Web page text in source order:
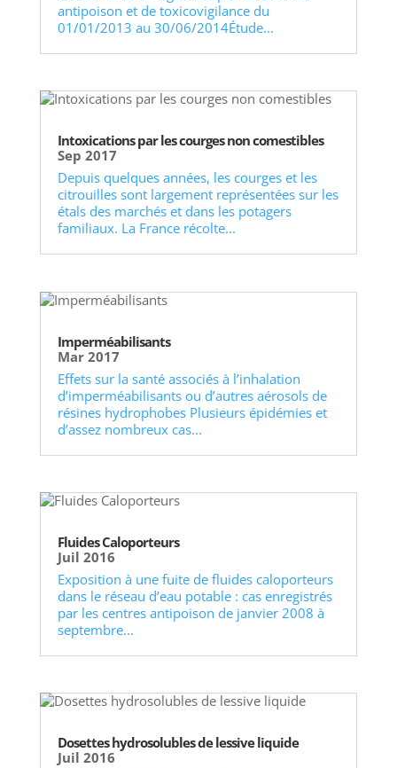
antipoison et de toxicovigilance du
01/01/2013 au 30/06/2014Étude...
Intoxications par les courges non comestibles
Sep 2017
Depuis quelques années, les courges et les
citrouilles sont largement représentées sur les
étals des marchés et dans les potagers
familiaux. La France récolte...
Imperméabilisants
Mar 2017
Effets sur la santé associés à l’inhalation
d’imperméabilisants ou d’autres aérosols de
résines hydrophobes Plusieurs épidémies et
d’assez nombreux cas...
Fluides Caloporteurs
Juil 2016
Exposition à une fuite de fluides caloporteurs
dans le réseau d’eau potable : cas enregistrés
par les centres antipoison de janvier 2008 à
septembre...
Dosettes hydrosolubles de lessive liquide
Juil 2016